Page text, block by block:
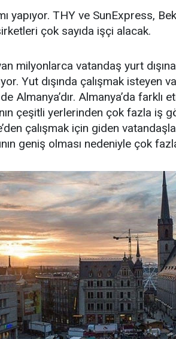
yapıyor. THY ve SunExpress,
çok sayıda işçi alacak.
milyonlarca vatandaş yurt
Yut dışında çalışmak isteyen
Almanya’dır. Almanya’da farklı
çeşitli yerlerinden çok fazla iş
çalışmak için giden
geniş olması nedeniyle çok